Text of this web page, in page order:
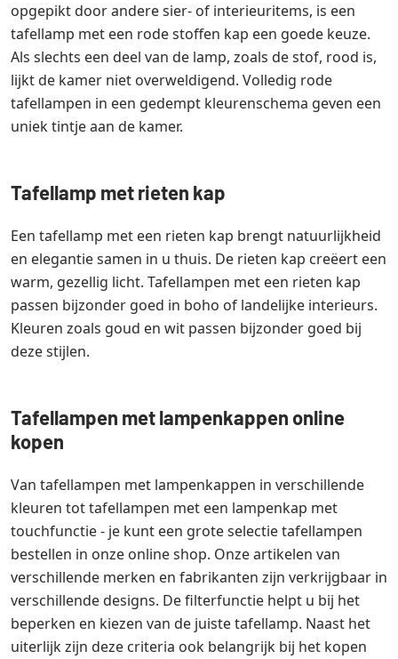
opgepikt door andere sier- of interieuritems, is een
tafellamp met een rode stoffen kap een goede keuze.
Als slechts een deel van de lamp, zoals de stof, rood is,
lijkt de kamer niet overweldigend. Volledig rode
tafellampen in een gedempt kleurenschema geven een
uniek tintje aan de kamer.
Tafellamp met rieten kap
Een tafellamp met een rieten kap brengt natuurlijkheid
en elegantie samen in u thuis. De rieten kap creëert een
warm, gezellig licht. Tafellampen met een rieten kap
passen bijzonder goed in boho of landelijke interieurs.
Kleuren zoals goud en wit passen bijzonder goed bij
deze stijlen.
Tafellampen met lampenkappen online
kopen
Van tafellampen met lampenkappen in verschillende
kleuren tot tafellampen met een lampenkap met
touchfunctie - je kunt een grote selectie tafellampen
bestellen in onze online shop. Onze artikelen van
verschillende merken en fabrikanten zijn verkrijgbaar in
verschillende designs. De filterfunctie helpt u bij het
beperken en kiezen van de juiste tafellamp. Naast het
uiterlijk zijn deze criteria ook belangrijk bij het kopen